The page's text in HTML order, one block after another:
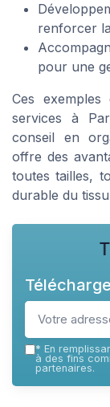
renforcer
pour une
Ces
services à
conseil en
offre des
toutes tailles,
durable du
* En
à des fins
partenaires.